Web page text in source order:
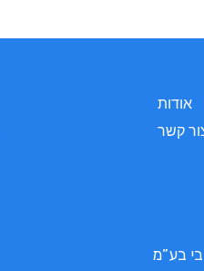
אודות
קשר